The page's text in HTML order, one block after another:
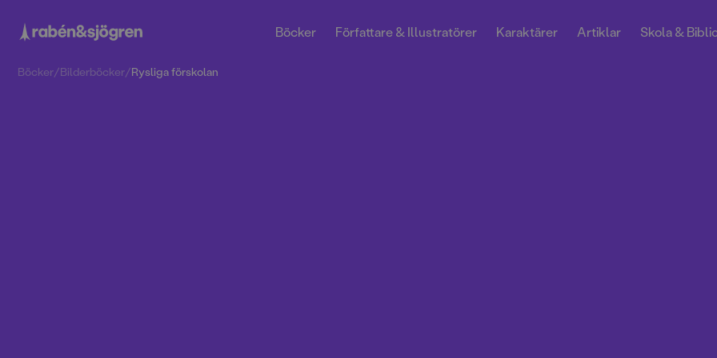
Böcker Författare & Illustratörer Karaktärer Artiklar Skola &
Böcker/Bilderböcker/Rysliga förskolan